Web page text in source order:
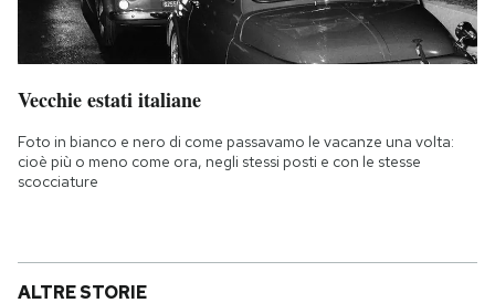
Vecchie estati italiane
Foto in bianco e nero di come passavamo le vacanze una volta:
cioè più o meno come ora, negli stessi posti e con le stesse
scocciature
ALTRE STORIE